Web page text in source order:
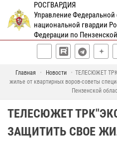
РОСГВАРДИЯ
Управление
национальной гвардии
Федерации по
Главная Новости
ТЕЛЕСЮЖЕТ
жилье от квартирных воров-советы
Пензенской
ТЕЛЕСЮЖЕТ
ЗАЩИТИТЬ СВОЕ